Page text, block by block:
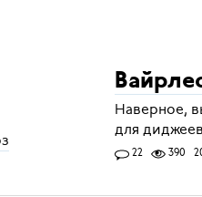
Наверное,
для
22 390